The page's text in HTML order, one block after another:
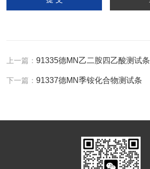
上一篇：91335德MN乙二胺四乙酸测试条
下一篇：91337德MN季铵化合物测试条